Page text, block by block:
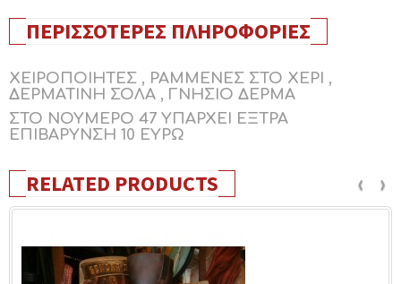
ΠΕΡΙΣΣΌΤΕΡΕΣ ΠΛΗΡΟΦΟΡΊΕΣ
ΧΕΙΡΟΠΟΙΗΤΕΣ , ΡΑΜΜΕΝΕΣ ΣΤΟ ΧΕΡΙ ,
ΔΕΡΜΑΤΙΝΗ ΣΟΛΑ , ΓΝΗΣΙΟ ΔΕΡΜΑ
ΣΤΟ ΝΟΥΜΕΡΟ 47 ΥΠΑΡΧΕΙ ΕΞΤΡΑ
ΕΠΙΒΑΡΥΝΣΗ 10 ΕΥΡΩ
RELATED PRODUCTS ‹ ›